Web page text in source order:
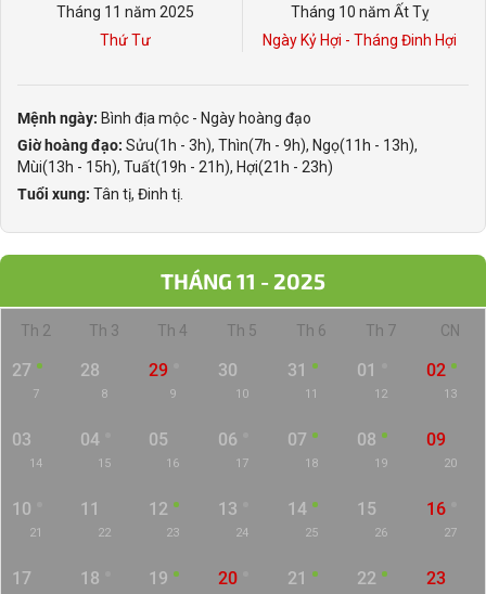
Tháng 11 năm 2025
Thứ Tư
Tháng 10 năm Ất Tỵ
Ngày Kỷ Hợi - Tháng Đinh Hợi
Mệnh ngày: Bình địa mộc - Ngày hoàng đạo
Giờ hoàng đạo: Sửu(1h - 3h), Thìn(7h - 9h), Ngọ(11h - 13h),
Mùi(13h - 15h), Tuất(19h - 21h), Hợi(21h - 23h)
Tuổi xung: Tân tị, Đinh tị.
THÁNG 11 - 2025
Th 2 Th 3 Th 4 Th 5 Th 6 Th 7 CN
27
7
28
8
29
9
30
10
31
11
01
12
02
13
03
14
04
15
05
16
06
17
07
18
08
19
09
20
10
21
11
22
12
23
13
24
14
25
15
26
16
27
17 18 19 20 21 22 23